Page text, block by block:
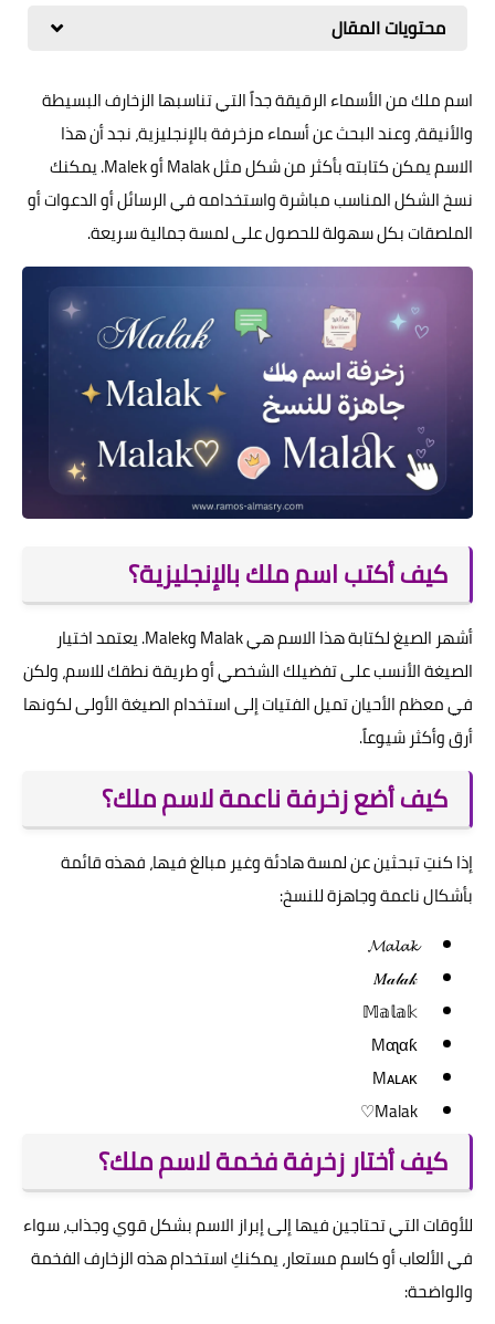
محتويات المقال
اسم ملك من الأسماء الرقيقة جداً التي تناسبها الزخارف البسيطة
والأنيقة، وعند البحث عن أسماء مزخرفة بالإنجليزية، نجد أن هذا
الاسم يمكن كتابته بأكثر من شكل مثل Malak أو Malek. يمكنك
نسخ الشكل المناسب مباشرة واستخدامه في الرسائل أو الدعوات أو
الملصقات بكل سهولة للحصول على لمسة جمالية سريعة.
كيف أكتب اسم ملك بالإنجليزية؟
أشهر الصيغ لكتابة هذا الاسم هي Malak وMalek. يعتمد اختيار
الصيغة الأنسب على تفضيلك الشخصي أو طريقة نطقك للاسم، ولكن
في معظم الأحيان تميل الفتيات إلى استخدام الصيغة الأولى لكونها
أرق وأكثر شيوعاً.
كيف أضع زخرفة ناعمة لاسم ملك؟
إذا كنتِ تبحثين عن لمسة هادئة وغير مبالغ فيها، فهذه قائمة
بأشكال ناعمة وجاهزة للنسخ:
𝓜𝓪𝓵𝓪𝓴
𝑀𝒶𝓁𝒶𝓀
𝕄𝕒𝕝𝕒𝕜
Mαʅαƙ
Mᴀʟᴀᴋ
Malak♡
كيف أختار زخرفة فخمة لاسم ملك؟
للأوقات التي تحتاجين فيها إلى إبراز الاسم بشكل قوي وجذاب، سواء
في الألعاب أو كاسم مستعار، يمكنكِ استخدام هذه الزخارف الفخمة
والواضحة: